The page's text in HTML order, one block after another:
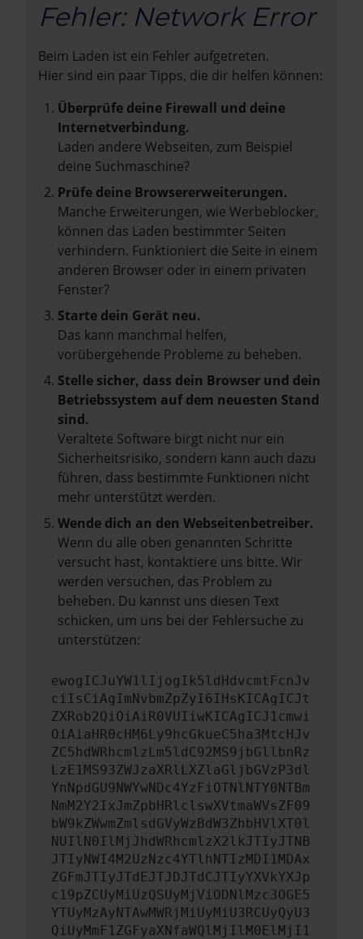
Fehler: Network Error
Beim Laden ist ein Fehler aufgetreten.
Hier sind ein paar Tipps, die dir helfen können:
Überprüfe deine Firewall und deine
Internetverbindung.
Laden andere Webseiten, zum Beispiel
deine Suchmaschine?
Prüfe deine Browsererweiterungen.
Manche Erweiterungen, wie Werbeblocker,
können das Laden bestimmter Seiten
verhindern. Funktioniert die Seite in einem
anderen Browser oder in einem privaten
Fenster?
Starte dein Gerät neu.
Das kann manchmal helfen,
vorübergehende Probleme zu beheben.
Stelle sicher, dass dein Browser und dein
Betriebssystem auf dem neuesten Stand
sind.
Veraltete Software birgt nicht nur ein
Sicherheitsrisiko, sondern kann auch dazu
führen, dass bestimmte Funktionen nicht
mehr unterstützt werden.
Wende dich an den Webseitenbetreiber.
Wenn du alle oben genannten Schritte
versucht hast, kontaktiere uns bitte. Wir
werden versuchen, das Problem zu
beheben. Du kannst uns diesen Text
schicken, um uns bei der Fehlersuche zu
unterstützen:
ewogICJuYW1lIjogIk5ldHdvcmtFcnJv
ciIsCiAgImNvbmZpZyI6IHsKICAgICJt
ZXRob2QiOiAiR0VUIiwKICAgICJ1cmwi
OiAiaHR0cHM6Ly9hcGkueC5ha3MtcHJv
ZC5hdWRhcmlzLm5ldC92MS9jbGllbnRz
LzE1MS93ZWJzaXRlLXZlaGljbGVzP3dl
YnNpdGU9NWYwNDc4YzFiOTNlNTY0NTBm
NmM2Y2IxJmZpbHRlclswXVtmaWVsZF09
bW9kZWwmZmlsdGVyWzBdW3ZhbHVlXT0l
NUIlN0IlMjJhdWRhcmlzX2lkJTIyJTNB
JTIyNWI4M2UzNzc4YTlhNTIzMDI1MDAx
ZGFmJTIyJTdEJTJDJTdCJTIyYXVkYXJp
c19pZCUyMiUzQSUyMjViODNlMzc3OGE5
YTUyMzAyNTAwMWRjMiUyMiU3RCUyQyU3
QiUyMmF1ZGFyaXNfaWQlMjIlM0ElMjI1